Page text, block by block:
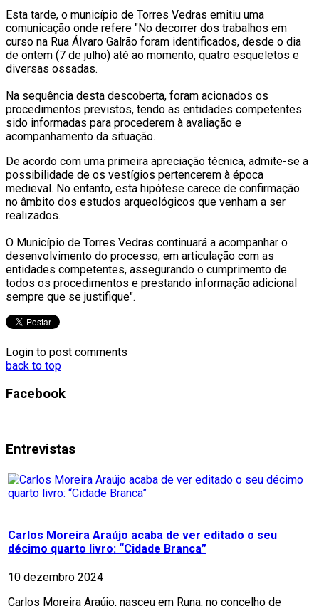
Esta tarde, o município de Torres Vedras emitiu uma
comunicação onde refere "No decorrer dos trabalhos em
curso na Rua Álvaro Galrão foram identificados, desde o dia
de ontem (7 de julho) até ao momento, quatro esqueletos e
diversas ossadas.
Na sequência desta descoberta, foram acionados os
procedimentos previstos, tendo as entidades competentes
sido informadas para procederem à avaliação e
acompanhamento da situação.
De acordo com uma primeira apreciação técnica, admite-se a
possibilidade de os vestígios pertencerem à época
medieval. No entanto, esta hipótese carece de confirmação
no âmbito dos estudos arqueológicos que venham a ser
realizados.
O Município de Torres Vedras continuará a acompanhar o
desenvolvimento do processo, em articulação com as
entidades competentes, assegurando o cumprimento de
todos os procedimentos e prestando informação adicional
sempre que se justifique".
Login to post comments
back to top
Facebook
Entrevistas
Carlos Moreira Araújo acaba de ver editado o seu
décimo quarto livro: “Cidade Branca”
10 dezembro 2024
Carlos Moreira Araújo, nasceu em Runa, no concelho de